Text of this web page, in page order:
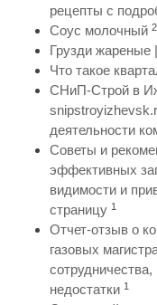
рецепты с
Соус молочный 2
Грузди жареные
Что такое
СНиП-Строй в
деятельности
Советы и
эффективных
видимости и
страницу 1
Отчет-отзыв о
газовых
недостатки 1